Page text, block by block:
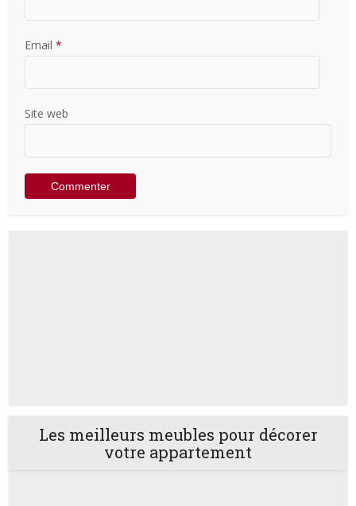
Email *
Site web
Les meilleurs meubles pour décorer
votre appartement